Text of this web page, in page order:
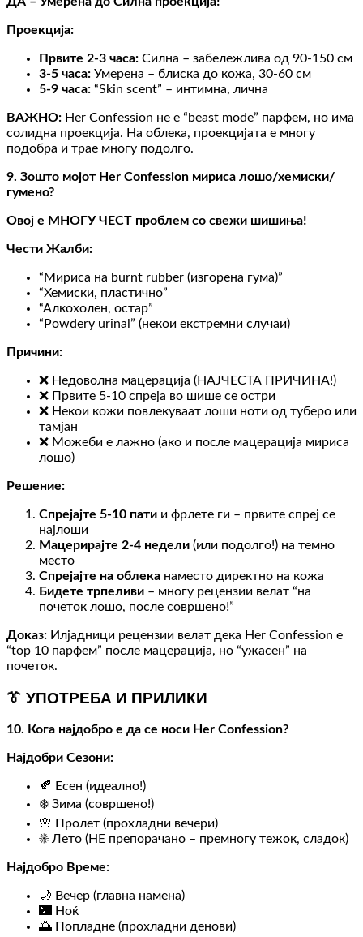
Проекција:
Првите 2-3 часа: Силна – забележлива од 90-150 см
3-5 часа: Умерена – блиска до кожа, 30-60 см
5-9 часа: “Skin scent” – интимна, лична
ВАЖНО: Her Confession не е “beast mode” парфем, но има
солидна проекција. На облека, проекцијата е многу
подобра и трае многу подолго.
9. Зошто мојот Her Confession мириса лошо/хемиски/
гумено?
Овој е МНОГУ ЧЕСТ проблем со свежи шишиња!
Чести Жалби:
“Мириса на burnt rubber (изгорена гума)”
“Хемиски, пластично”
“Алкохолен, остар”
“Powdery urinal” (некои екстремни случаи)
Причини:
❌ Недоволна мацерација (НАЈЧЕСТА ПРИЧИНА!)
❌ Првите 5-10 спреја во шише се остри
❌ Некои кожи повлекуваат лоши ноти од туберо или
тамјан
❌ Можеби е лажно (ако и после мацерација мириса
лошо)
Решение:
Спрејајте 5-10 пати и фрлете ги – првите спреј се
најлоши
Мацерирајте 2-4 недели (или подолго!) на темно
место
Спрејајте на облека наместо директно на кожа
Бидете трпеливи – многу рецензии велат “на
почеток лошо, после совршено!”
Доказ: Илјадници рецензии велат дека Her Confession е
“top 10 парфем” после мацерација, но “ужасен” на
почеток.
👔 УПОТРЕБА И ПРИЛИКИ
10. Кога најдобро е да се носи Her Confession?
Најдобри Сезони:
🍂 Есен (идеално!)
❄️ Зима (совршено!)
🌸 Пролет (прохладни вечери)
☀️ Лето (НЕ препорачано – премногу тежок, сладок)
Најдобро Време:
🌙 Вечер (главна намена)
🌃 Ноќ
🌅 Попладне (прохладни денови)